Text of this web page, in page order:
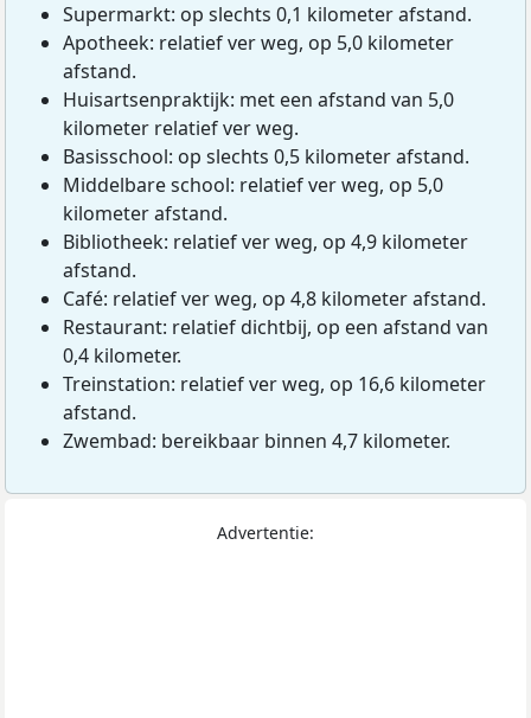
Supermarkt: op slechts 0,1 kilometer afstand.
Apotheek: relatief ver weg, op 5,0 kilometer
afstand.
Huisartsenpraktijk: met een afstand van 5,0
kilometer relatief ver weg.
Basisschool: op slechts 0,5 kilometer afstand.
Middelbare school: relatief ver weg, op 5,0
kilometer afstand.
Bibliotheek: relatief ver weg, op 4,9 kilometer
afstand.
Café: relatief ver weg, op 4,8 kilometer afstand.
Restaurant: relatief dichtbij, op een afstand van
0,4 kilometer.
Treinstation: relatief ver weg, op 16,6 kilometer
afstand.
Zwembad: bereikbaar binnen 4,7 kilometer.
Advertentie: